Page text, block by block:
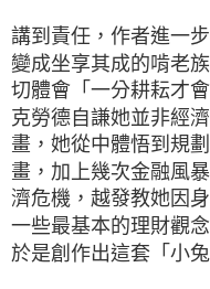
講到責任，作者進一
變成坐享其成的啃老
切體會「一分耕耘才
克勞德自謙她並非經
畫，她從中體悟到規
畫，加上幾次金融風
濟危機，越發教她因
一些最基本的理財觀
於是創作出這套「小